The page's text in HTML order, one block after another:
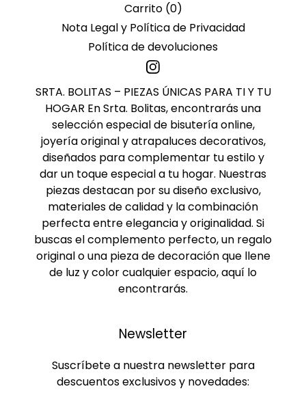
Carrito (0)
Nota Legal y Política de Privacidad
Política de devoluciones
SRTA. BOLITAS – PIEZAS ÚNICAS PARA TI Y TU
HOGAR En Srta. Bolitas, encontrarás una
selección especial de bisutería online,
joyería original y atrapaluces decorativos,
diseñados para complementar tu estilo y
dar un toque especial a tu hogar. Nuestras
piezas destacan por su diseño exclusivo,
materiales de calidad y la combinación
perfecta entre elegancia y originalidad. Si
buscas el complemento perfecto, un regalo
original o una pieza de decoración que llene
de luz y color cualquier espacio, aquí lo
encontrarás.
Newsletter
Suscríbete a nuestra newsletter para
descuentos exclusivos y novedades: